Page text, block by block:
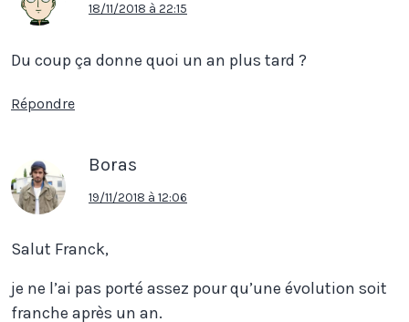
18/11/2018 à 22:15
Du coup ça donne quoi un an plus tard ?
Répondre
Boras
19/11/2018 à 12:06
Salut Franck,
je ne l’ai pas porté assez pour qu’une évolution soit
franche après un an.